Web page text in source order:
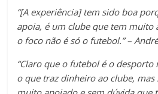
“[A experiência] tem sido boa
apoia, é um clube que tem muito
o foco não é só o futebol.” –
“Claro que o futebol é o
o que traz dinheiro ao clube,